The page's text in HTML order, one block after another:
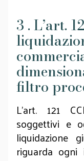
3 . L’art.
filtro
L’art. 121
soggettivi e
liquidazione
riguarda